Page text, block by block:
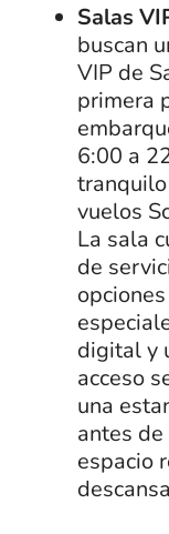
Salas
buscan
VIP de
primera
6:00 a
vuelos
La sala
de
digital y
acceso
una
antes
espacio